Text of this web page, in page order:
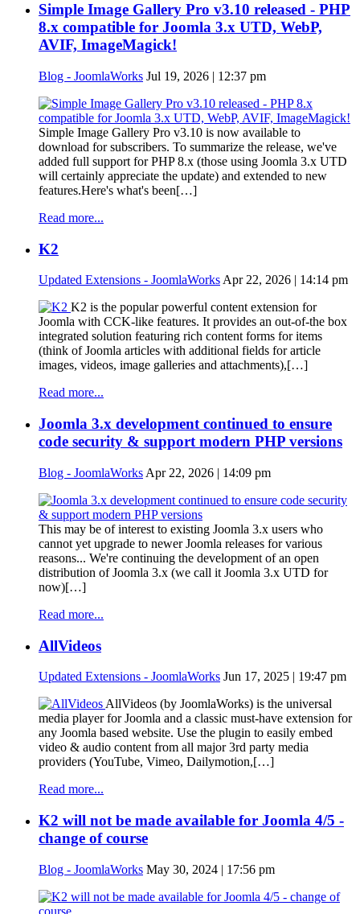
Simple Image Gallery Pro v3.10 released - PHP
8.x compatible for Joomla 3.x UTD, WebP,
AVIF, ImageMagick!
Blog - JoomlaWorks Jul 19, 2026 | 12:37 pm
Simple Image Gallery Pro v3.10 is now available to
download for subscribers. To summarize the release, we've
added full support for PHP 8.x (those using Joomla 3.x UTD
will certainly appreciate the update) and extended to new
features.Here's what's been[…]
Read more...
K2
Updated Extensions - JoomlaWorksApr 22, 2026 | 14:14 pm
K2 is the popular powerful content extension for
Joomla with CCK-like features. It provides an out-of-the box
integrated solution featuring rich content forms for items
(think of Joomla articles with additional fields for article
images, videos, image galleries and attachments),[…]
Read more...
Joomla 3.x development continued to ensure
code security & support modern PHP versions
Blog - JoomlaWorks Apr 22, 2026 | 14:09 pm
This may be of interest to existing Joomla 3.x users who
cannot yet upgrade to newer Joomla releases for various
reasons... We're continuing the development of an open
distribution of Joomla 3.x (we call it Joomla 3.x UTD for
now)[…]
Read more...
AllVideos
Updated Extensions - JoomlaWorks Jun 17, 2025 | 19:47 pm
AllVideos (by JoomlaWorks) is the universal
media player for Joomla and a classic must-have extension for
any Joomla based website. Use the plugin to easily embed
video & audio content from all major 3rd party media
providers (YouTube, Vimeo, Dailymotion,[…]
Read more...
K2 will not be made available for Joomla 4/5 -
change of course
Blog - JoomlaWorks May 30, 2024 | 17:56 pm